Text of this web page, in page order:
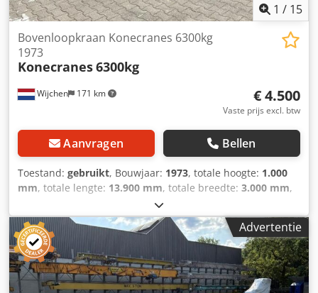
1 / 15
Wijchen 171 km
Bovenloopkraan Konecranes 6300kg
1973
Konecranes6300kg
€ 4.500
Vaste prijs excl. btw
Aanvragen Bellen
Toestand: gebruikt, Bouwjaar: 1973, totale hoogte: 1.000
mm, totale lengte: 13.900 mm, totale breedte: 3.000 mm,
Kleur: Oranje Ledig gewicht: 2.500 kg - Bouwjaar: 1973
Chsdpfszmffiox Alxja - Documentatie aanwezig: Nee - CE
certificaat aanwezig: Nee - Serienummer: 371508 -
Hijsvermogen [kg]: 6300 - Hijshoogte [mm]: 8000 -
Overspanning [mm]: 13500 - Ligger: Enkel -
Kraanbediening: Vaste kabel - Transportafmetingen:
Advertentie